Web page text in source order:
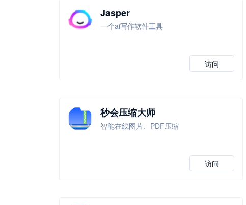
Jasper
一个ai写作软件工具
访问
秒会压缩大师
智能在线图片、PDF压缩
访问